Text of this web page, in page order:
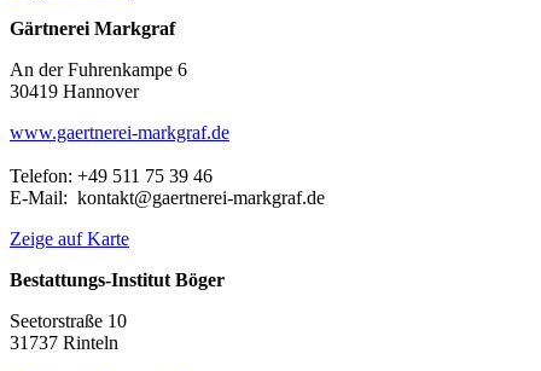
Gärtnerei Markgraf
An der Fuhrenkampe 6
30419 Hannover
www.gaertnerei-markgraf.de
Telefon: +49 511 75 39 46
E-Mail: kontakt@gaertnerei-markgraf.de
Zeige auf Karte
Bestattungs-Institut Böger
Seetorstraße 10
31737 Rinteln